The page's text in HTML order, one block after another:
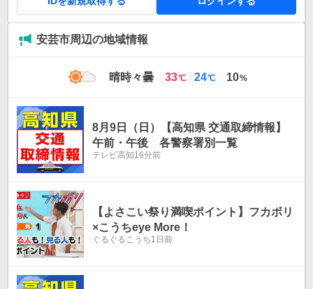
安芸市周辺の地域情報
晴時々曇
最
33℃
最
24℃ 10%
8月9日（日）【高知県 交通取締情報】
午前・午後 各警察署別一覧
テレビ高知16分前
【よさこい祭り満喫ポイント】フカボリ
×こうちeye More！
ぐるぐるこうち1日前